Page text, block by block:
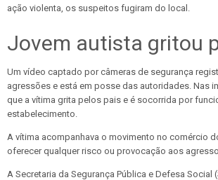
ação violenta, os suspeitos fugiram do local.
Jovem autista gritou
Um vídeo captado por câmeras de segurança
agressões e está em posse das autoridades. Nas
que a vítima grita pelos pais e é socorrida por
estabelecimento.
A vítima acompanhava o movimento no comércio
oferecer qualquer risco ou provocação aos
A Secretaria da Segurança Pública e Defesa Social